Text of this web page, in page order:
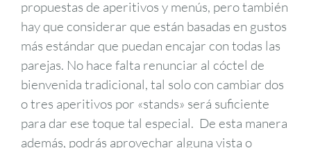
propuestas de aperitivos y menús, pero también
hay que considerar que están basadas en gustos
más estándar que puedan encajar con todas las
parejas. No hace falta renunciar al cóctel de
bienvenida tradicional, tal solo con cambiar dos
o tres aperitivos por «stands» será suficiente
para dar ese toque tal especial. De esta manera
además, podrás aprovechar alguna vista o